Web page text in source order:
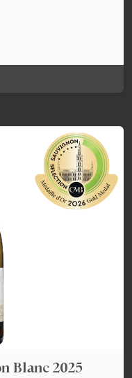
Blanc 2025